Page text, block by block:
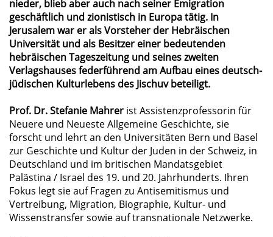
nieder, blieb aber auch nach seiner Emigration
geschäftlich und zionistisch in Europa tätig. In
Jerusalem war er als Vorsteher der Hebräischen
Universität und als Besitzer einer bedeutenden
hebräischen Tageszeitung und seines zweiten
Verlagshauses federführend am Aufbau eines deutsch-
jüdischen Kulturlebens des Jischuv beteiligt.
Prof. Dr. Stefanie Mahrer ist Assistenzprofessorin für
Neuere und Neueste Allgemeine Geschichte, sie
forscht und lehrt an den Universitäten Bern und Basel
zur Geschichte und Kultur der Juden in der Schweiz, in
Deutschland und im britischen Mandatsgebiet
Palästina / Israel des 19. und 20. Jahrhunderts. Ihren
Fokus legt sie auf Fragen zu Antisemitismus und
Vertreibung, Migration, Biographie, Kultur- und
Wissenstransfer sowie auf transnationale Netzwerke.